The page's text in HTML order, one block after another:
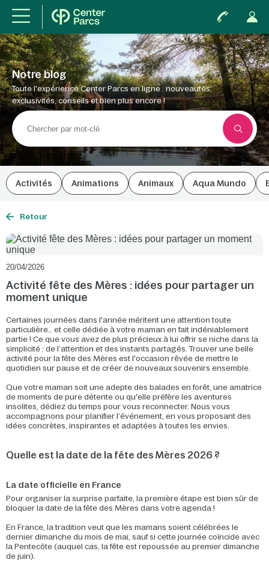
Notre blog
Toute l'expérience Center Parcs en ligne : nouveautés,
exclusivités, conseils et bien plus encore !
Activités Animations Animaux Aqua Mundo
Retour
20/04/2026
Activité fête des Mères : idées pour partager un
moment unique
Certaines journées dans l'année méritent une attention toute
particulière… et celle dédiée à votre maman en fait indéniablement
partie ! Ce que vous avez de plus précieux à lui offrir se niche dans la
simplicité : de l’attention et des instants partagés. Trouver une belle
activité pour la fête des Mères est l'occasion rêvée de mettre le
quotidien sur pause et de créer de nouveaux souvenirs ensemble.
Que votre maman soit une adepte des balades en forêt, une amatrice
de moments de pure détente ou qu'elle préfère les aventures
insolites, dédiez du temps pour vous reconnecter. Nous vous
accompagnons pour planifier l’événement, en vous proposant des
idées concrètes, inspirantes et adaptées à toutes les envies.
Quelle est la date de la fête des Mères 2026 ?
La date officielle en France
Pour organiser la surprise parfaite, la première étape est bien sûr de
bloquer la date de la fête des Mères dans votre agenda !
En France, la tradition veut que les mamans soient célébrées le
dernier dimanche du mois de mai, sauf si cette journée coïncide avec
la Pentecôte (auquel cas, la fête est repoussée au premier dimanche
de juin).